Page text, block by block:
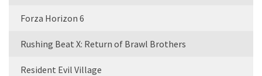
Forza Horizon 6
Rushing Beat X: Return of Brawl Brothers
Resident Evil Village